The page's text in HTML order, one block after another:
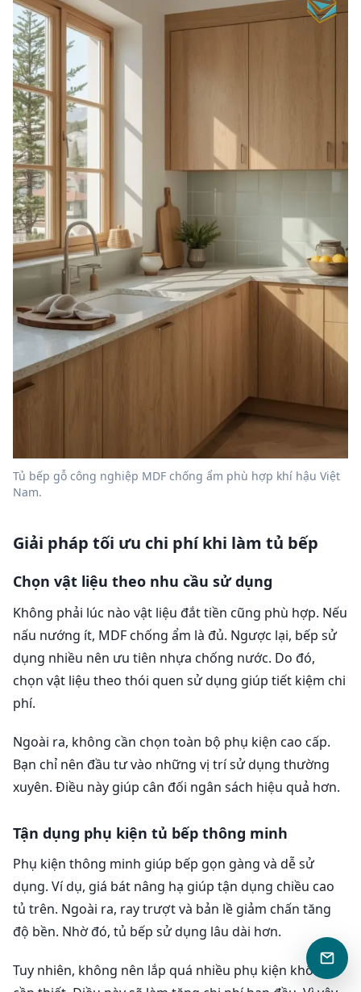
Tủ bếp gỗ công nghiệp MDF chống ẩm phù hợp khí hậu Việt
Nam.
Giải pháp tối ưu chi phí khi làm tủ bếp
Chọn vật liệu theo nhu cầu sử dụng
Không phải lúc nào vật liệu đắt tiền cũng phù hợp. Nếu
nấu nướng ít, MDF chống ẩm là đủ. Ngược lại, bếp sử
dụng nhiều nên ưu tiên nhựa chống nước. Do đó,
chọn vật liệu theo thói quen sử dụng giúp tiết kiệm chi
phí.
Ngoài ra, không cần chọn toàn bộ phụ kiện cao cấp.
Bạn chỉ nên đầu tư vào những vị trí sử dụng thường
xuyên. Điều này giúp cân đối ngân sách hiệu quả hơn.
Tận dụng phụ kiện tủ bếp thông minh
Phụ kiện thông minh giúp bếp gọn gàng và dễ sử
dụng. Ví dụ, giá bát nâng hạ giúp tận dụng chiều cao
tủ trên. Ngoài ra, ray trượt và bản lề giảm chấn tăng
độ bền. Nhờ đó, tủ bếp sử dụng lâu dài hơn.
Tuy nhiên, không nên lắp quá nhiều phụ kiện không